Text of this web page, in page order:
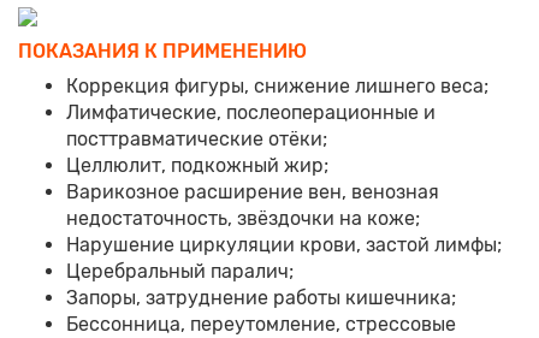
ПОКАЗАНИЯ К ПРИМЕНЕНИЮ
Коррекция фигуры, снижение лишнего веса;
Лимфатические, послеоперационные и
посттравматические отёки;
Целлюлит, подкожный жир;
Варикозное расширение вен, венозная
недостаточность, звёздочки на коже;
Нарушение циркуляции крови, застой лимфы;
Церебральный паралич;
Запоры, затруднение работы кишечника;
Бессонница, переутомление, стрессовые